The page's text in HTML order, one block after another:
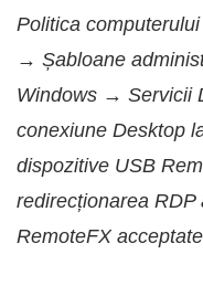
Politica
→ Șabloane
Windows → Servicii
conexiune Desktop
dispozitive USB
redirecționarea
RemoteFX